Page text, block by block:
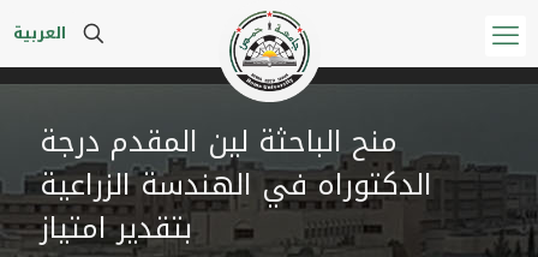
العربية
منح الباحثة لين المقدم درجة
الدكتوراه في الهندسة الزراعية
بتقدير امتياز